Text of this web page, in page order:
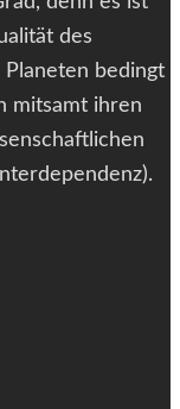
des
bedingt
mitsamt ihren